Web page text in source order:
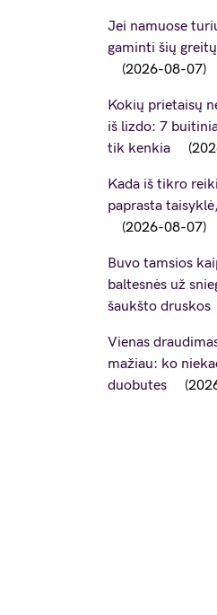
Jei namuose
gaminti šių
2026-08-07
Kokių prietaisų
iš lizdo: 7
tik kenkia
Kada iš tikro
paprasta
2026-08-07
Buvo tamsios
baltesnės už
šaukšto druskos
Vienas
mažiau: ko
duobutes